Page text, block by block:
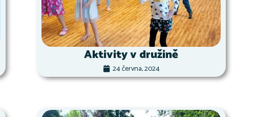
Aktivity v družině
24 června, 2024